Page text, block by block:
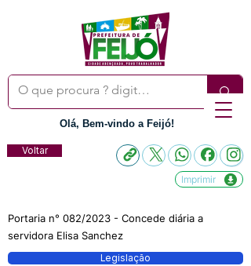
Olá, Bem-vindo a Feijó!
Voltar
Imprimir
Portaria n° 082/2023 - Concede diária a
servidora Elisa Sanchez
Legislação